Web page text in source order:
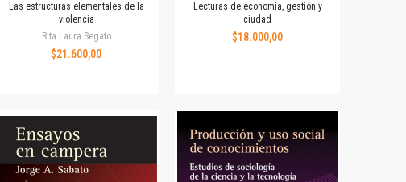
Las estructuras elementales de la
violencia
Rita Laura Segato
$21.600,00
Lecturas de economía, gestión y
ciudad
$18.000,00